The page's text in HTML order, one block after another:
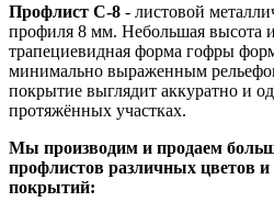
Профлист С-8 - листовой
профиля 8 мм. Небольшая высота
трапециевидная форма гофры
минимально выраженным
покрытие выглядит аккуратно и
протяжённых участках.
Мы производим и продаем
профлистов различных цветов
покрытий: